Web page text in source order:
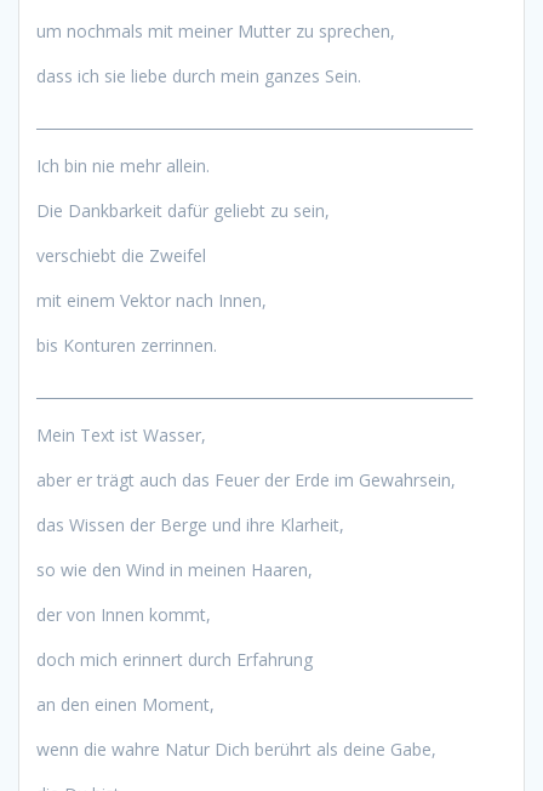
um nochmals mit meiner Mutter zu sprechen,
dass ich sie liebe durch mein ganzes Sein.
Ich bin nie mehr allein.
Die Dankbarkeit dafür geliebt zu sein,
verschiebt die Zweifel
mit einem Vektor nach Innen,
bis Konturen zerrinnen.
Mein Text ist Wasser,
aber er trägt auch das Feuer der Erde im Gewahrsein,
das Wissen der Berge und ihre Klarheit,
so wie den Wind in meinen Haaren,
der von Innen kommt,
doch mich erinnert durch Erfahrung
an den einen Moment,
wenn die wahre Natur Dich berührt als deine Gabe,